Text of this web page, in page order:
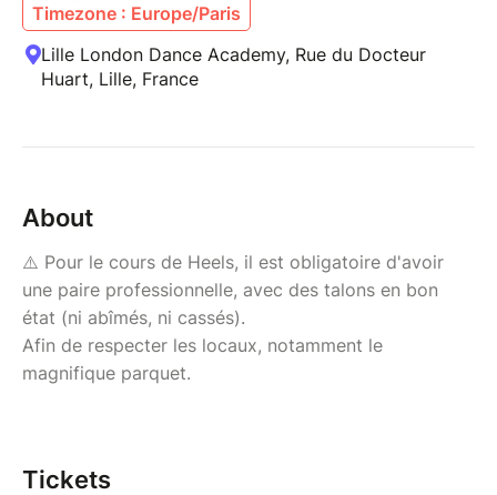
Timezone : Europe/Paris
Lille London Dance Academy, Rue du Docteur
Huart, Lille, France
About
⚠️ Pour le cours de Heels, il est obligatoire d'avoir
une paire professionnelle, avec des talons en bon
état (ni abîmés, ni cassés).
Afin de respecter les locaux, notamment le
magnifique parquet.
Tickets